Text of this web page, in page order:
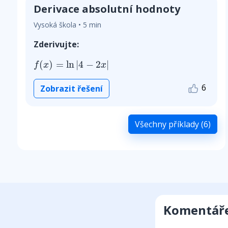
Derivace absolutní hodnoty
Vysoká škola • 5 min
Zderivujte:
f(x) = ln |4 − 2x|
f(x)= |4 −2
Zobrazit řešení 6
Všechny příklady (6)